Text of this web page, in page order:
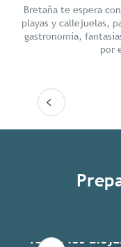
Bretaña te espera
playas y callejuelas,
gastronomía,
por
Todos los